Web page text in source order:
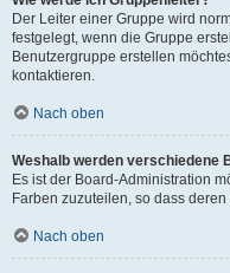
Der Leiter einer Gruppe wird
festgelegt, wenn die Gruppe
Benutzergruppe erstellen
kontaktieren.
Nach oben
Weshalb werden verschiedene
Es ist der Board-Administration
Farben zuzuteilen, so dass
Nach oben